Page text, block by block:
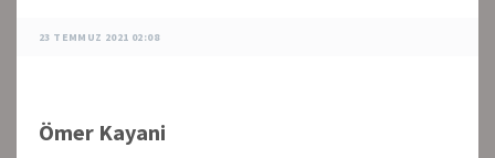
23 TEMMUZ 2021 02:08
Ömer Kayani